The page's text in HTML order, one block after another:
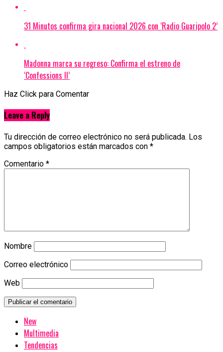
31 Minutos confirma gira nacional 2026 con ‘Radio Guaripolo 2’
Madonna marca su regreso: Confirma el estreno de
‘Confessions II’
Haz Click para Comentar
Leave a Reply
Tu dirección de correo electrónico no será publicada. Los
campos obligatorios están marcados con *
Comentario *
Nombre
Correo electrónico
Web
New
Multimedia
Tendencias